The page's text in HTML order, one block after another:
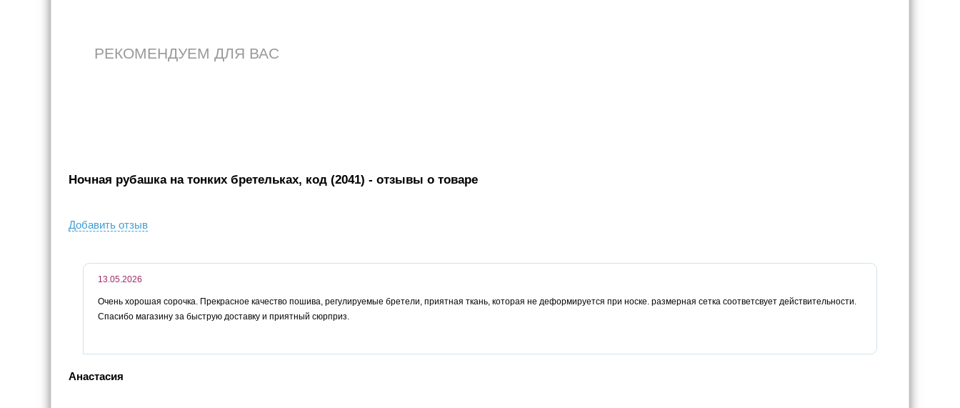
РЕКОМЕНДУЕМ ДЛЯ ВАС
Ночная рубашка на тонких бретельках, код (2041) - отзывы о товаре
Добавить отзыв
13.05.2026
Очень хорошая сорочка. Прекрасное качество пошива, регулируемые бретели, приятная ткань, которая не деформируется при носке. размерная сетка соответсвует действительности.
Спасибо магазину за быструю доставку и приятный сюрприз.
Анастасия